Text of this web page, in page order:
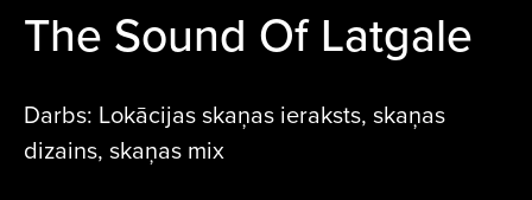
The Sound Of Latgale
Darbs: Lokācijas skaņas ieraksts, skaņas
dizains, skaņas mix